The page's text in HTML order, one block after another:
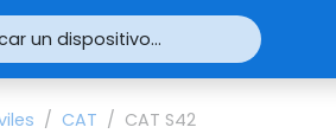
un dispositivo...
CAT CAT S42